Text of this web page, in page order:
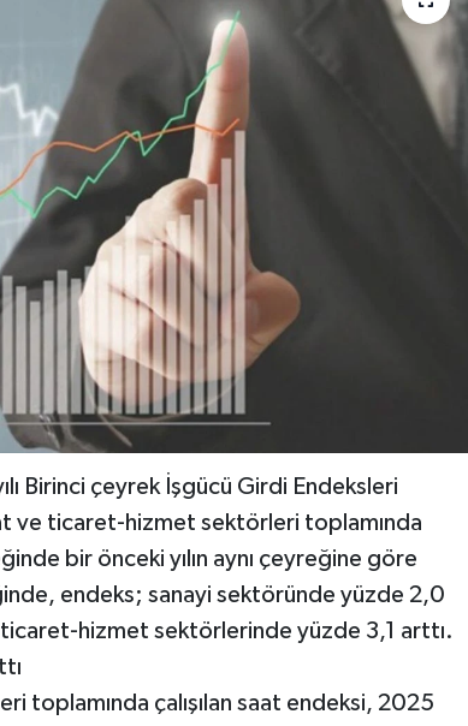
Birinci çeyrek İşgücü Girdi Endeksleri
ve ticaret-hizmet sektörleri toplamında
bir önceki yılın aynı çeyreğine göre
endeks; sanayi sektöründe yüzde 2,0
hizmet sektörlerinde yüzde 3,1 arttı.
toplamında çalışılan saat endeksi, 2025